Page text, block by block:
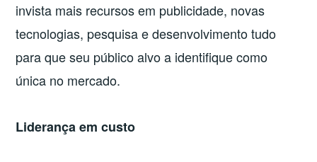
invista mais recursos em publicidade, novas
tecnologias, pesquisa e desenvolvimento tudo
para que seu público alvo a identifique como
única no mercado.
Liderança em custo